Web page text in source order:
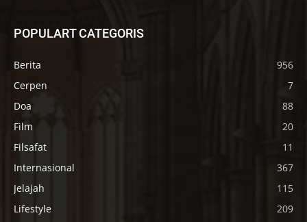
POPULART CATEGORIS
Berita
956
Cerpen
7
Doa
88
Film
20
Filsafat
11
Internasional
367
Jelajah
115
Lifestyle
209